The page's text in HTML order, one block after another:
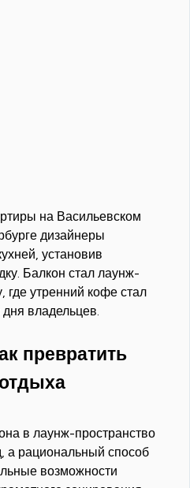
на Васильевском
дизайнеры
установив
Балкон стал лаунж-
где утренний кофе стал
владельцев.
превратить
в лаунж-пространство
а рациональный способ
возможности